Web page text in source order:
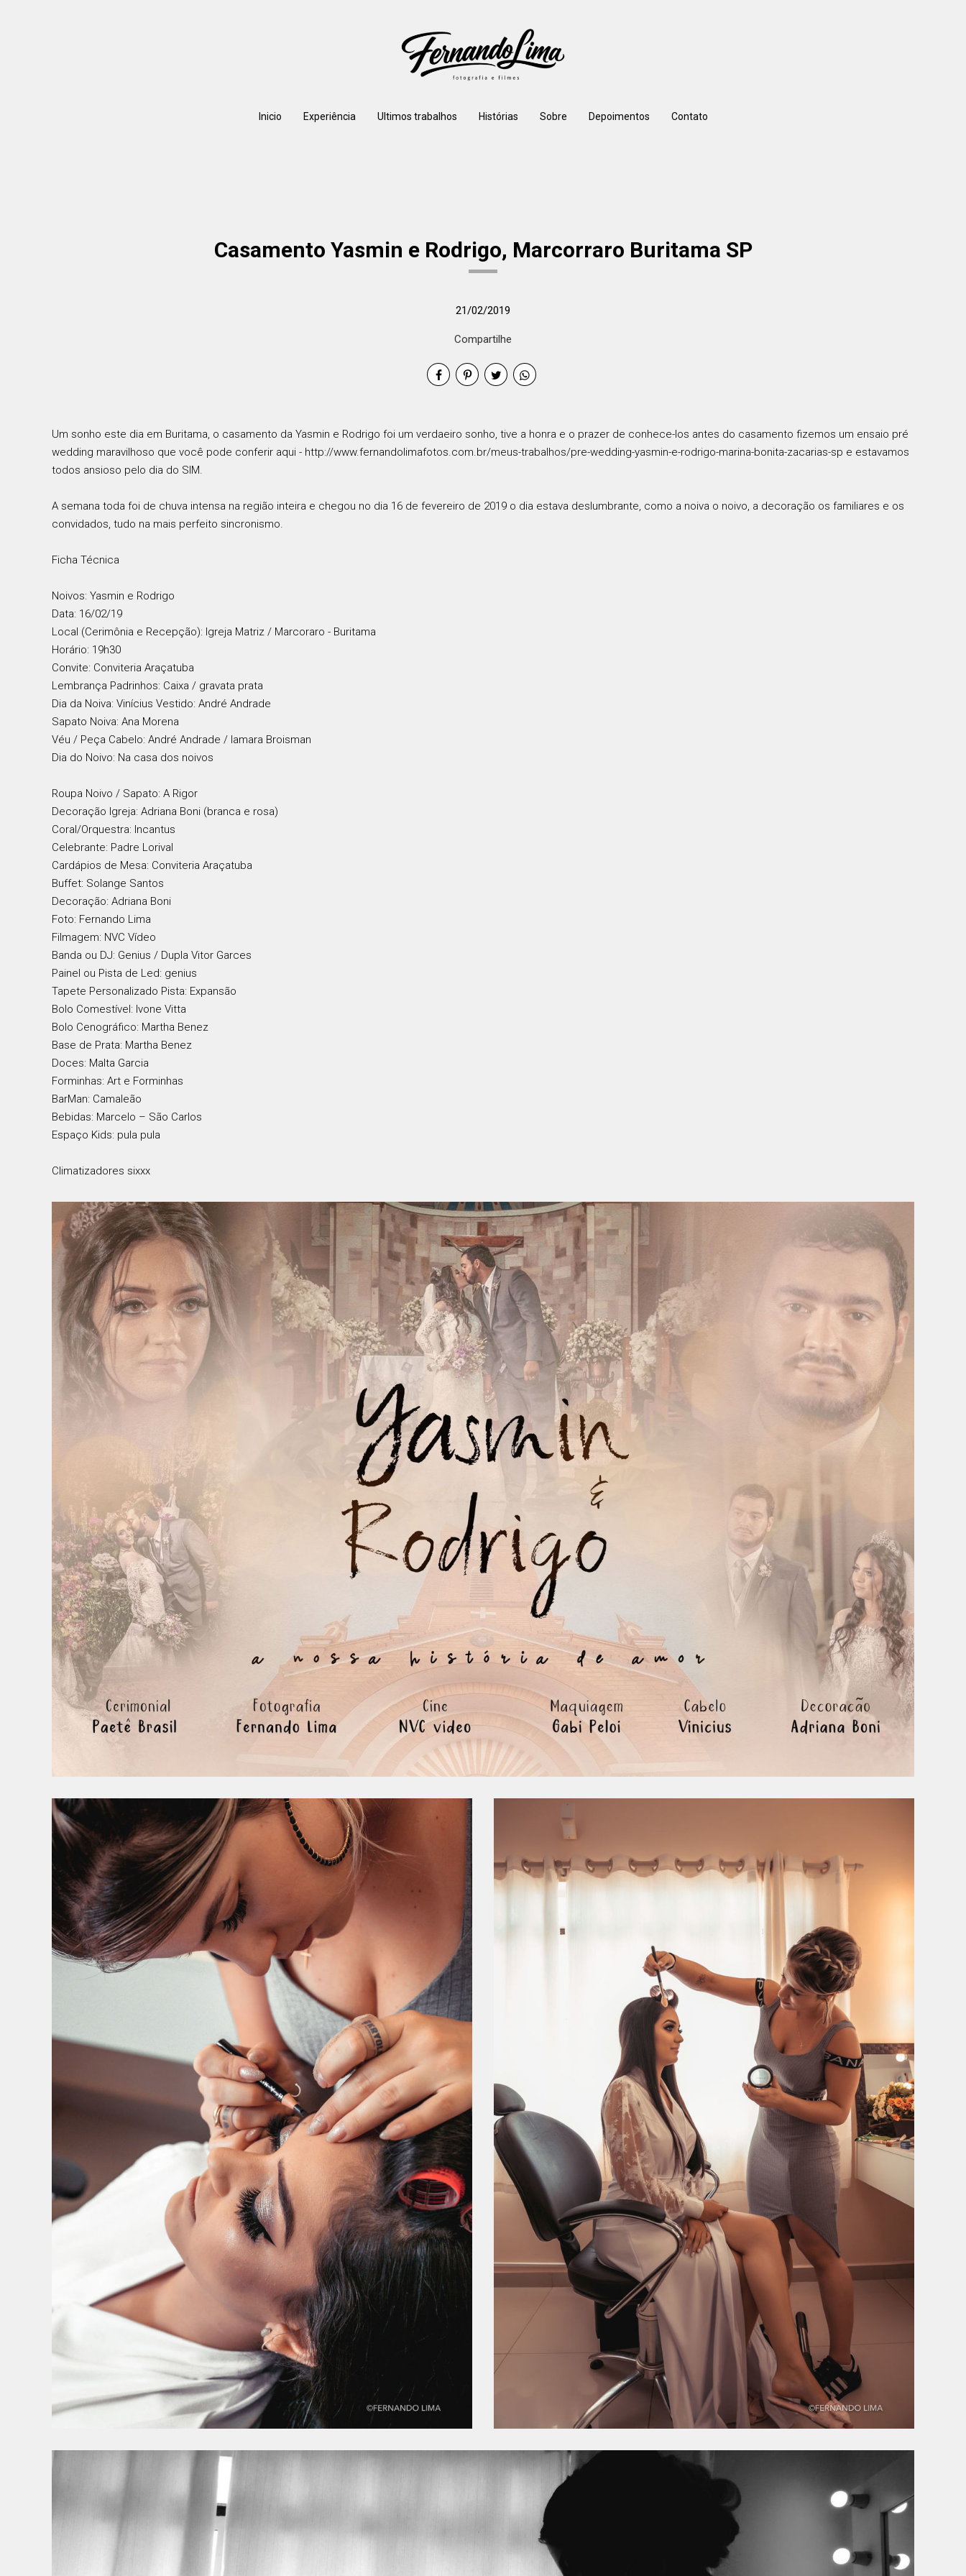
Inicio Experiência Ultimos trabalhos Histórias Sobre Depoimentos Contato
Casamento Yasmin e Rodrigo, Marcorraro Buritama SP
21/02/2019
Compartilhe
Um sonho este dia em Buritama, o casamento da Yasmin e Rodrigo foi um verdaeiro sonho, tive a honra e o prazer de conhece-los antes do casamento fizemos um ensaio pré
wedding maravilhoso que você pode conferir aqui - http://www.fernandolimafotos.com.br/meus-trabalhos/pre-wedding-yasmin-e-rodrigo-marina-bonita-zacarias-sp e estavamos
todos ansioso pelo dia do SIM.
A semana toda foi de chuva intensa na região inteira e chegou no dia 16 de fevereiro de 2019 o dia estava deslumbrante, como a noiva o noivo, a decoração os familiares e os
convidados, tudo na mais perfeito sincronismo.
Ficha Técnica
Noivos: Yasmin e Rodrigo
Data: 16/02/19
Local (Cerimônia e Recepção): Igreja Matriz / Marcoraro - Buritama
Horário: 19h30
Convite: Conviteria Araçatuba
Lembrança Padrinhos: Caixa / gravata prata
Dia da Noiva: Vinícius Vestido: André Andrade
Sapato Noiva: Ana Morena
Véu / Peça Cabelo: André Andrade / Iamara Broisman
Dia do Noivo: Na casa dos noivos
Roupa Noivo / Sapato: A Rigor
Decoração Igreja: Adriana Boni (branca e rosa)
Coral/Orquestra: Incantus
Celebrante: Padre Lorival
Cardápios de Mesa: Conviteria Araçatuba
Buffet: Solange Santos
Decoração: Adriana Boni
Foto: Fernando Lima
Filmagem: NVC Vídeo
Banda ou DJ: Genius / Dupla Vitor Garces
Painel ou Pista de Led: genius
Tapete Personalizado Pista: Expansão
Bolo Comestível: Ivone Vitta
Bolo Cenográfico: Martha Benez
Base de Prata: Martha Benez
Doces: Malta Garcia
Forminhas: Art e Forminhas
BarMan: Camaleão
Bebidas: Marcelo – São Carlos
Espaço Kids: pula pula
Climatizadores sixxx